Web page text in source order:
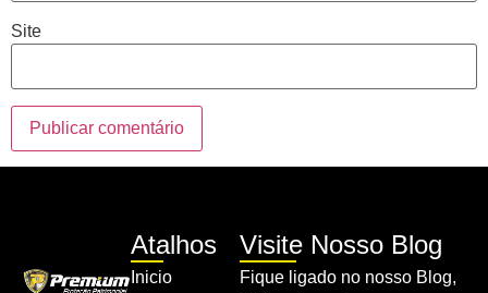
Site
Atalhos
Inicio
Visite Nosso Blog
Fique ligado no nosso Blog,